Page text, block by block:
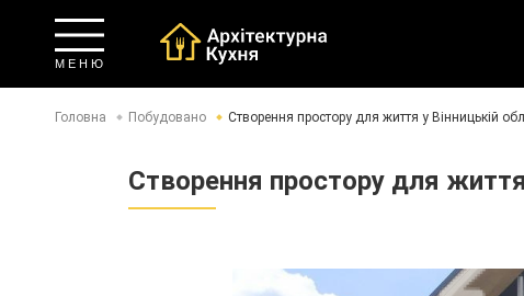
М Е Н Ю
Головна Побудовано Створення простору для життя у Вінницькій
Створення простору для життя